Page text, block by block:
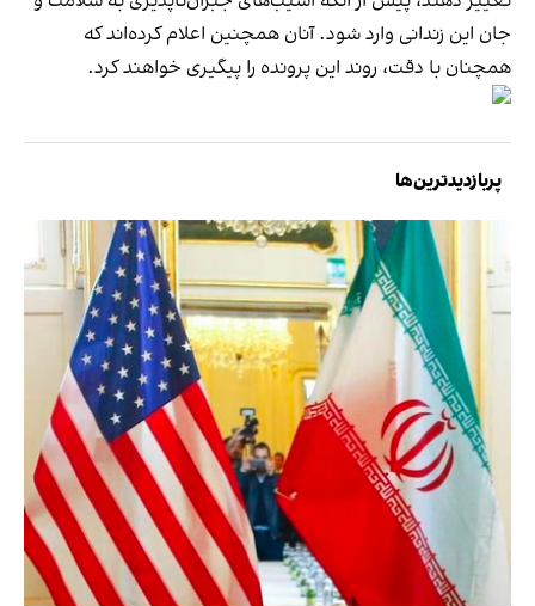
جان این زندانی وارد شود. آنان همچنین اعلام کرده‌اند که
همچنان با دقت، روند این پرونده را پیگیری خواهند کرد.
پربازدیدترین‌ها